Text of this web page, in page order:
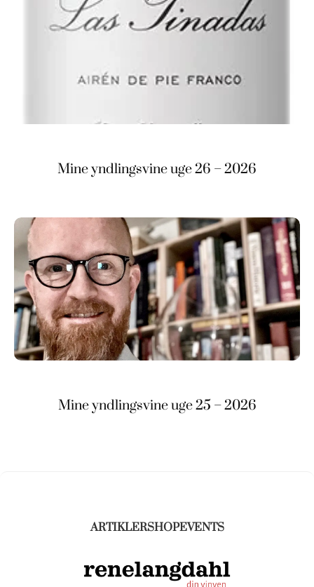
Mine yndlingsvine uge 26 – 2026
Mine yndlingsvine uge 25 – 2026
ARTIKLERSHOPEVENTS